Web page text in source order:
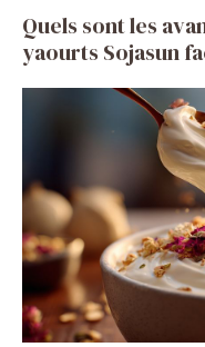
Quels sont les
yaourts Sojasun